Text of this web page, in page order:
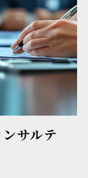
サルテ